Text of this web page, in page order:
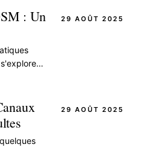
: Un
29 AOÛT 2025
29 AOÛT 2025